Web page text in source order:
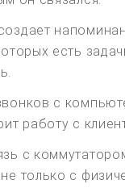
есть
с
работу с
с
только с